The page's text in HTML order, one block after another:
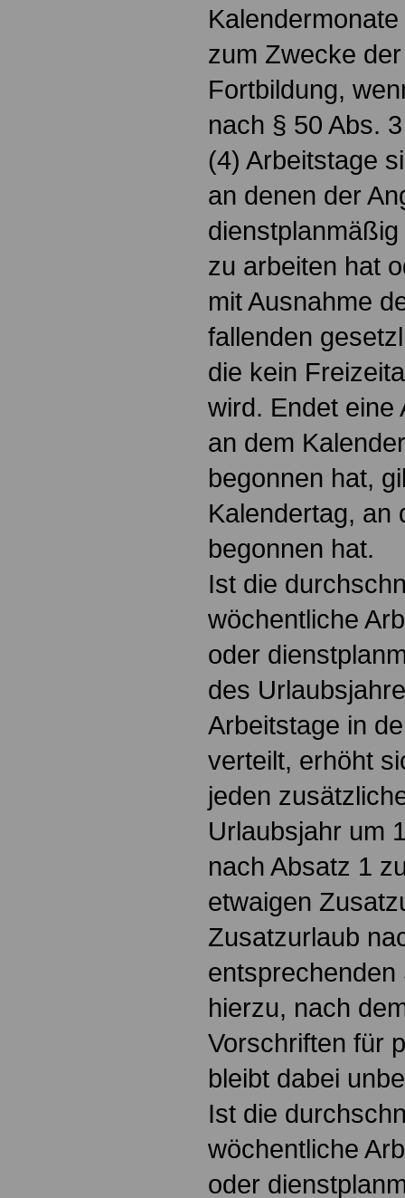
zum Zwecke
Fortbildung,
nach § 50 Abs.
(4) Arbeitstage
an denen der
zu arbeiten hat
mit Ausnahme
fallenden
die kein
wird. Endet eine
an dem
begonnen hat,
Kalendertag, an
begonnen hat.
Ist die
wöchentliche
oder
des
Arbeitstage in
verteilt, erhöht
jeden
Urlaubsjahr um
nach Absatz 1
etwaigen
Zusatzurlaub
hierzu, nach
Vorschriften für
bleibt dabei
Ist die
wöchentliche
oder